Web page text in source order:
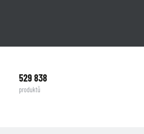
529 838
produktů